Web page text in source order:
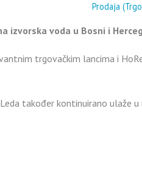
Prodaja
izvorska voda u Bosni i
trgovačkim lancima i
također kontinuirano ulaže